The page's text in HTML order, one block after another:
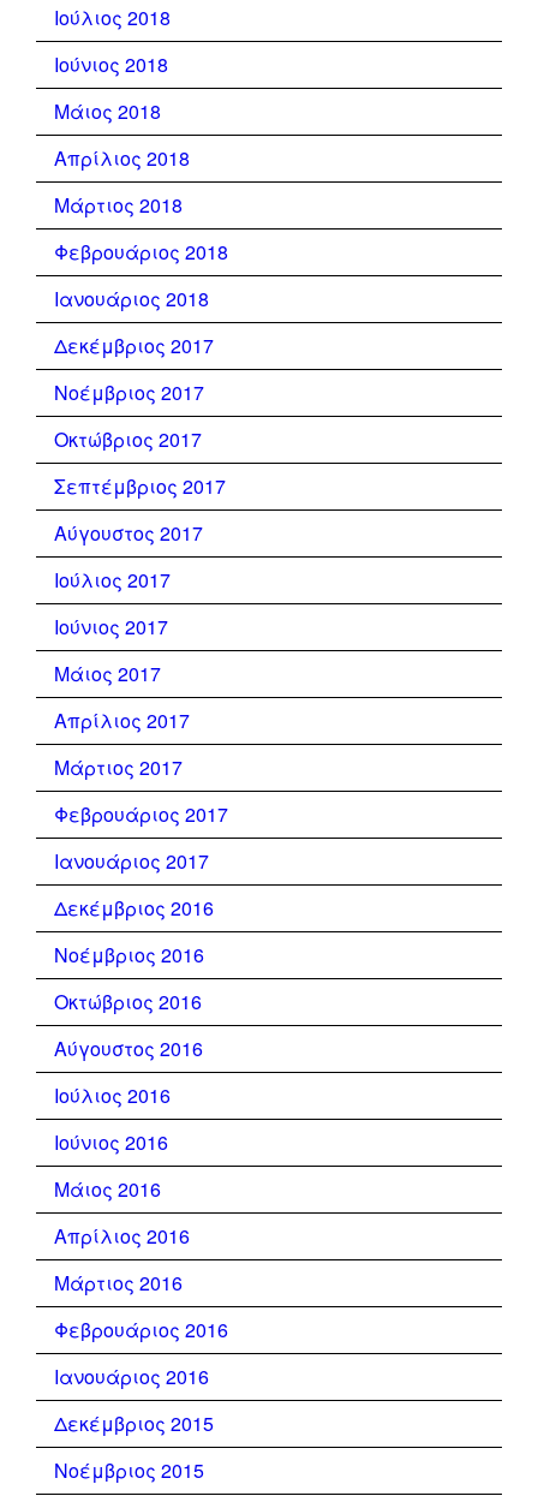
Ιούλιος 2018
Ιούνιος 2018
Μάιος 2018
Απρίλιος 2018
Μάρτιος 2018
Φεβρουάριος 2018
Ιανουάριος 2018
Δεκέμβριος 2017
Νοέμβριος 2017
Οκτώβριος 2017
Σεπτέμβριος 2017
Αύγουστος 2017
Ιούλιος 2017
Ιούνιος 2017
Μάιος 2017
Απρίλιος 2017
Μάρτιος 2017
Φεβρουάριος 2017
Ιανουάριος 2017
Δεκέμβριος 2016
Νοέμβριος 2016
Οκτώβριος 2016
Αύγουστος 2016
Ιούλιος 2016
Ιούνιος 2016
Μάιος 2016
Απρίλιος 2016
Μάρτιος 2016
Φεβρουάριος 2016
Ιανουάριος 2016
Δεκέμβριος 2015
Νοέμβριος 2015